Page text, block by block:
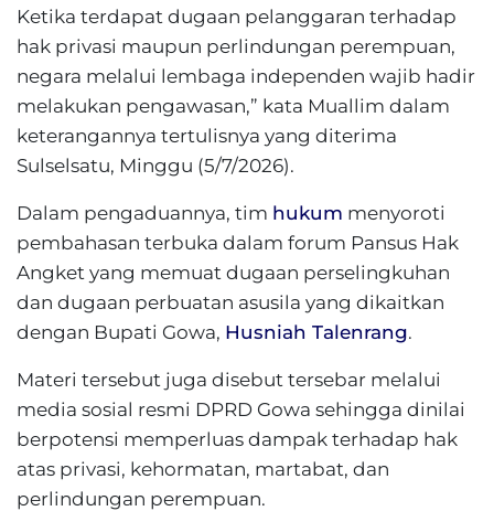
Ketika terdapat dugaan pelanggaran terhadap
hak privasi maupun perlindungan perempuan,
negara melalui lembaga independen wajib hadir
melakukan pengawasan,” kata Muallim dalam
keterangannya tertulisnya yang diterima
Sulselsatu, Minggu (5/7/2026).
Dalam pengaduannya, tim hukum menyoroti
pembahasan terbuka dalam forum Pansus Hak
Angket yang memuat dugaan perselingkuhan
dan dugaan perbuatan asusila yang dikaitkan
dengan Bupati Gowa, Husniah Talenrang.
Materi tersebut juga disebut tersebar melalui
media sosial resmi DPRD Gowa sehingga dinilai
berpotensi memperluas dampak terhadap hak
atas privasi, kehormatan, martabat, dan
perlindungan perempuan.